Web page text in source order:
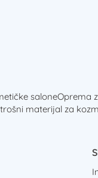
saloneOprema
materijal za